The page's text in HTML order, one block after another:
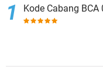
Kode Cabang